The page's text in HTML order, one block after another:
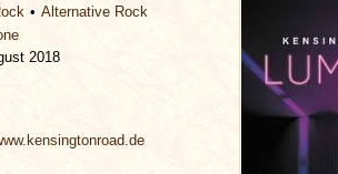
Alternative Rock
2018